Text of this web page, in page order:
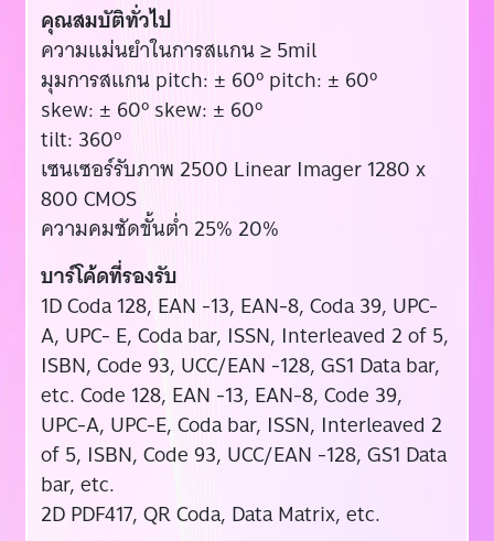
คุณสมบัติทั่วไป
ความแม่นยำในการสแกน ≥ 5mil
มุมการสแกน pitch: ± 60º pitch: ± 60º
skew: ± 60º skew: ± 60º
tilt: 360º
เซนเซอร์รับภาพ 2500 Linear Imager 1280 x
800 CMOS
ความคมชัดขั้นต่ำ 25% 20%
บาร์โค้ดที่รองรับ
1D Coda 128, EAN -13, EAN-8, Coda 39, UPC-
A, UPC- E, Coda bar, ISSN, Interleaved 2 of 5,
ISBN, Code 93, UCC/EAN -128, GS1 Data bar,
etc. Code 128, EAN -13, EAN-8, Code 39,
UPC-A, UPC-E, Coda bar, ISSN, Interleaved 2
of 5, ISBN, Code 93, UCC/EAN -128, GS1 Data
bar, etc.
2D PDF417, QR Coda, Data Matrix, etc.